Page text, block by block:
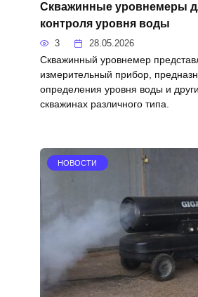
Скважинные уровнемеры
контроля уровня воды
3 28.05.2026
Скважинный уровнемер
измерительный прибор,
определения уровня воды и
скважинах различного типа.
НОВОСТИ